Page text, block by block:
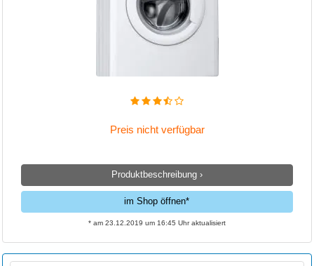
Preis nicht verfügbar
Produktbeschreibung ›
im Shop öffnen*
* am 23.12.2019 um 16:45 Uhr aktualisiert